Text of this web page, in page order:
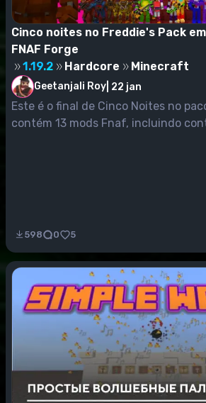
Cinco noites no Freddie's Pack em
FNAF Forge
1.19.2
Hardcore Minecraft
Geetanjali Roy 22 jan
Este é o final de Cinco Noites no
contém 13 mods Fnaf, incluindo
598 0 5